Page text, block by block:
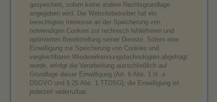
gespeichert, sofern keine andere Rechtsgrundlage
angegeben wird. Der Websitebetreiber hat ein
berechtigtes Interesse an der Speicherung von
notwendigen Cookies zur technisch fehlerfreien und
optimierten Bereitstellung seiner Dienste. Sofern eine
Einwilligung zur Speicherung von Cookies und
vergleichbaren Wiedererkennungstechnologien abgefragt
wurde, erfolgt die Verarbeitung ausschließlich auf
Grundlage dieser Einwilligung (Art. 6 Abs. 1 lit. a
DSGVO und § 25 Abs. 1 TTDSG); die Einwilligung ist
jederzeit widerrufbar.